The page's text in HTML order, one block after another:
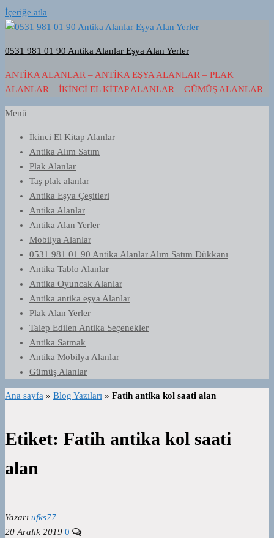
İçeriğe atla
0531 981 01 90 Antika Alanlar Eşya Alan Yerler
ANTIKA ALANLAR – ANTIKA EŞYA ALANLAR – PLAK
ALANLAR – İKINCI EL KITAP ALANLAR – GÜMÜŞ ALANLAR
Menü
İkinci El Kitap Alanlar
Antika Alım Satım
Plak Alanlar
Taş plak alanlar
Antika Eşya Çeşitleri
Antika Alanlar
Antika Alan Yerler
Mobilya Alanlar
0531 981 01 90 Antika Alanlar Alım Satım Dükkanı
Antika Tablo Alanlar
Antika Oyuncak Alanlar
Antika antika eşya Alanlar
Plak Alan Yerler
Talep Edilen Antika Seçenekler
Antika Satmak
Antika Mobilya Alanlar
Gümüş Alanlar
Ana sayfa » Blog Yazıları » Fatih antika kol saati alan
Etiket: Fatih antika kol saati
alan
Yazarı ufks77
20 Aralık 2019 0